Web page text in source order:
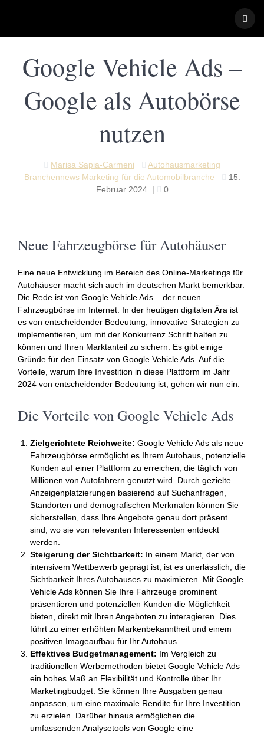
Google Vehicle Ads –
Google als Autobörse
nutzen
Marisa Sapia-Carmeni
Autohausmarketing
Branchennews Marketing für die Automobilbranche
15.
Februar 2024| 0
Neue Fahrzeugbörse für Autohäuser
Eine neue Entwicklung im Bereich des Online-Marketings für
Autohäuser macht sich auch im deutschen Markt bemerkbar.
Die Rede ist von Google Vehicle Ads – der neuen
Fahrzeugbörse im Internet. In der heutigen digitalen Ära ist
es von entscheidender Bedeutung, innovative Strategien zu
implementieren, um mit der Konkurrenz Schritt halten zu
können und Ihren Marktanteil zu sichern. Es gibt einige
Gründe für den Einsatz von Google Vehicle Ads. Auf die
Vorteile, warum Ihre Investition in diese Plattform im Jahr
2024 von entscheidender Bedeutung ist, gehen wir nun ein.
Die Vorteile von Google Vehicle Ads
Zielgerichtete Reichweite: Google Vehicle Ads als neue
Fahrzeugbörse ermöglicht es Ihrem Autohaus, potenzielle
Kunden auf einer Plattform zu erreichen, die täglich von
Millionen von Autofahrern genutzt wird. Durch gezielte
Anzeigenplatzierungen basierend auf Suchanfragen,
Standorten und demografischen Merkmalen können Sie
sicherstellen, dass Ihre Angebote genau dort präsent
sind, wo sie von relevanten Interessenten entdeckt
werden.
Steigerung der Sichtbarkeit: In einem Markt, der von
intensivem Wettbewerb geprägt ist, ist es unerlässlich, die
Sichtbarkeit Ihres Autohauses zu maximieren. Mit Google
Vehicle Ads können Sie Ihre Fahrzeuge prominent
präsentieren und potenziellen Kunden die Möglichkeit
bieten, direkt mit Ihren Angeboten zu interagieren. Dies
führt zu einer erhöhten Markenbekanntheit und einem
positiven Imageaufbau für Ihr Autohaus.
Effektives Budgetmanagement: Im Vergleich zu
traditionellen Werbemethoden bietet Google Vehicle Ads
ein hohes Maß an Flexibilität und Kontrolle über Ihr
Marketingbudget. Sie können Ihre Ausgaben genau
anpassen, um eine maximale Rendite für Ihre Investition
zu erzielen. Darüber hinaus ermöglichen die
umfassenden Analysetools von Google eine